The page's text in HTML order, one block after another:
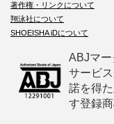
著作権・リンクについて
翔泳社について
SHOEISHA iDについて
ABJマ
サービ
諾を得
す登録